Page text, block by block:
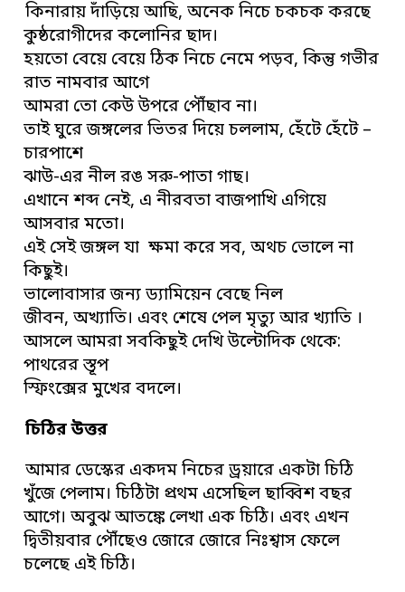
কিনারায় দাঁড়িয়ে আছি, অনেক নিচে চকচক করছে
কুষ্ঠরোগীদের কলোনির ছাদ।
হয়তো বেয়ে বেয়ে ঠিক নিচে নেমে পড়ব, কিন্তু গভীর
রাত নামবার আগে
আমরা তো কেউ উপরে পৌঁছাব না।
তাই ঘুরে জঙ্গলের ভিতর দিয়ে চললাম, হেঁটে হেঁটে –
চারপাশে
ঝাউ-এর নীল রঙ সরু-পাতা গাছ।
এখানে শব্দ নেই, এ নীরবতা বাজপাখি এগিয়ে
আসবার মতো।
এই সেই জঙ্গল যা ক্ষমা করে সব, অথচ ভোলে না
কিছুই।
ভালোবাসার জন্য ড্যামিয়েন বেছে নিল
জীবন, অখ্যাতি। এবং শেষে পেল মৃত্যু আর খ্যাতি ।
আসলে আমরা সবকিছুই দেখি উল্টোদিক থেকে:
পাথরের স্তূপ
স্ফিংক্সের মুখের বদলে।
চিঠির উত্তর
আমার ডেস্কের একদম নিচের ড্রয়ারে একটা চিঠি
খুঁজে পেলাম। চিঠিটা প্রথম এসেছিল ছাব্বিশ বছর
আগে। অবুঝ আতঙ্কে লেখা এক চিঠি। এবং এখন
দ্বিতীয়বার পৌঁছেও জোরে জোরে নিঃশ্বাস ফেলে
চলেছে এই চিঠি।